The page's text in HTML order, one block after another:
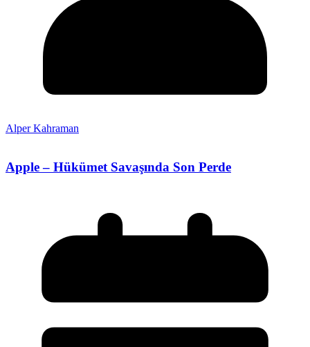
Alper Kahraman
Apple – Hükümet Savaşında Son Perde